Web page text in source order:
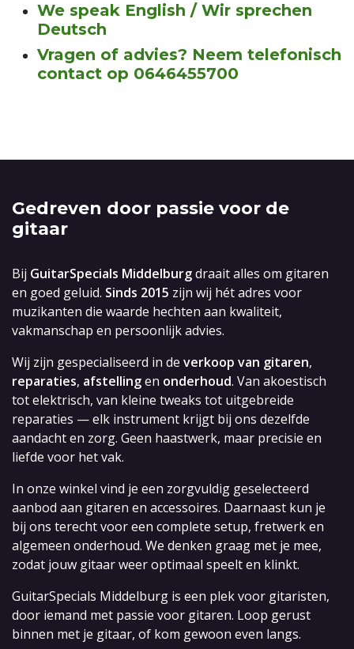
We speak English / Wir sprechen
Deutsch
Vragen of advies? Neem telefonisch
contact op 0646455700
Gedreven door passie voor de
gitaar
Bij GuitarSpecials Middelburgdraait alles om gitaren
en goed geluid. Sinds 2015 zijn wij hét adres voor
muzikanten die waarde hechten aan kwaliteit,
vakmanschap en persoonlijk advies.
Wij zijn gespecialiseerd in de verkoop van gitaren,
reparaties, afstellingen onderhoud. Van akoestisch
tot elektrisch, van kleine tweaks tot uitgebreide
reparaties — elk instrument krijgt bij ons dezelfde
aandacht en zorg. Geen haastwerk, maar precisie en
liefde voor het vak.
In onze winkel vind je een zorgvuldig geselecteerd
aanbod aan gitaren en accessoires. Daarnaast kun je
bij ons terecht voor een complete setup, fretwerk en
algemeen onderhoud. We denken graag met je mee,
zodat jouw gitaar weer optimaal speelt en klinkt.
GuitarSpecials Middelburg is een plek voor gitaristen,
door iemand met passie voor gitaren. Loop gerust
binnen met je gitaar, of kom gewoon even langs.